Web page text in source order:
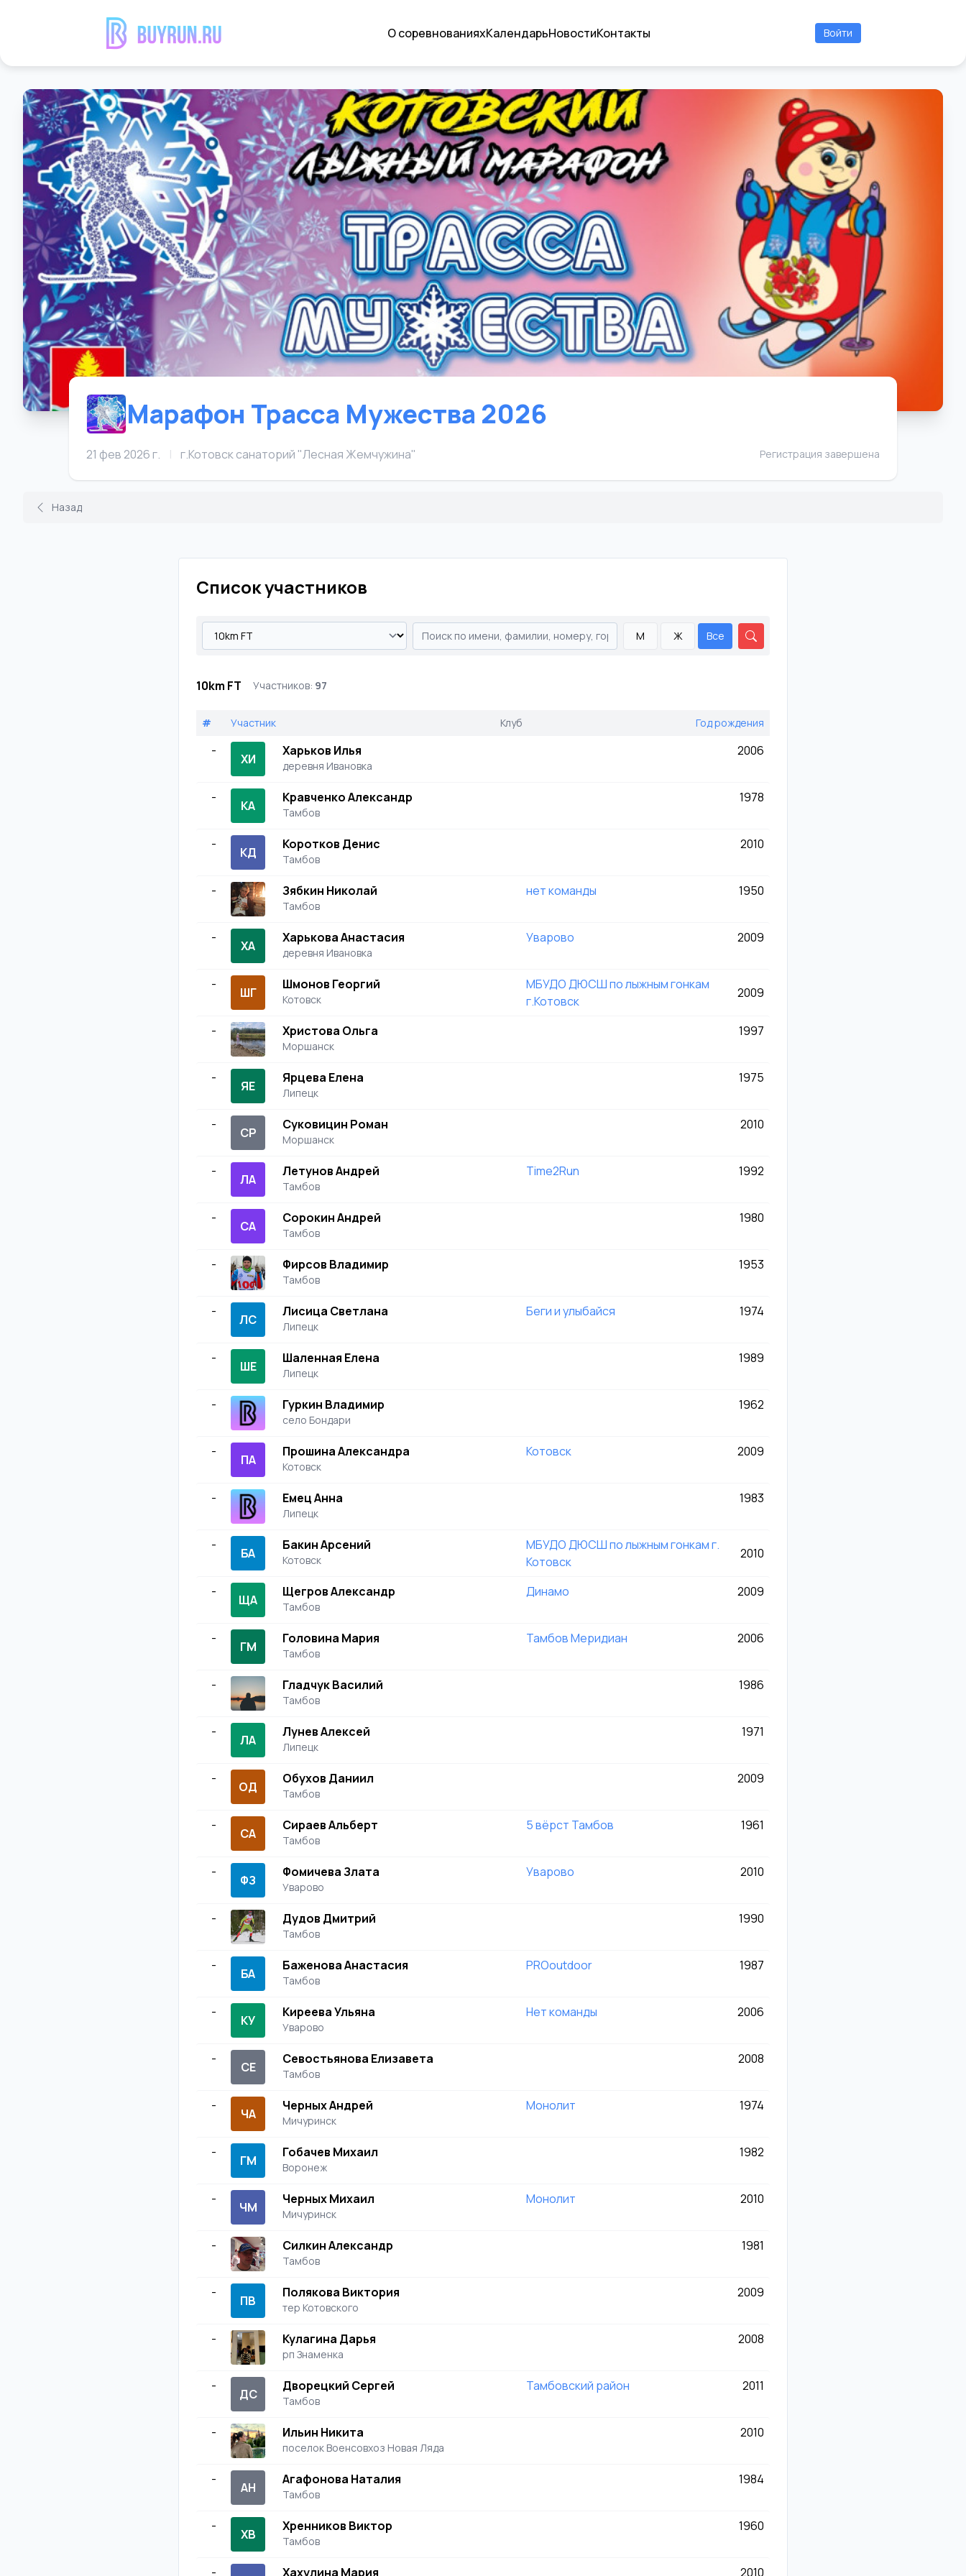
О соревнованияхКалендарьНовостиКонтакты Войти
Марафон Трасса Мужества 2026
21 фев 2026 г. | г.Котовск санаторий "Лесная Жемчужина" Регистрация завершена
Назад
Список участников
М Ж Все
10km FT Участников: 97
# Участник Клуб Годрождения
-
ХИ
Харьков Илья
деревня Ивановка
2006
-
КА
Кравченко Александр
Тамбов
1978
-
КД
Коротков Денис
Тамбов
2010
- Зябкин Николай
Тамбов
нет команды 1950
-
ХА
Харькова Анастасия
деревня Ивановка
Уварово 2009
-
ШГ
Шмонов Георгий
Котовск
МБУДО ДЮСШ по лыжным гонкам
г.Котовск
2009
- Христова Ольга
Моршанск
1997
-
ЯЕ
Ярцева Елена
Липецк
1975
-
СР
Суковицин Роман
Моршанск
2010
-
ЛА
Летунов Андрей
Тамбов
Time2Run 1992
-
СА
Сорокин Андрей
Тамбов
1980
- Фирсов Владимир
Тамбов
1953
-
ЛС
Лисица Светлана
Липецк
Беги и улыбайся 1974
-
ШЕ
Шаленная Елена
Липецк
1989
- Гуркин Владимир
село Бондари
1962
-
ПА
Прошина Александра
Котовск
Котовск 2009
- Емец Анна
Липецк
1983
-
БА
Бакин Арсений
Котовск
МБУДО ДЮСШ по лыжным гонкам г.
Котовск
2010
-
ЩА
Щегров Александр
Тамбов
Динамо 2009
-
ГМ
Головина Мария
Тамбов
Тамбов Меридиан 2006
- Гладчук Василий
Тамбов
1986
-
ЛА
Лунев Алексей
Липецк
1971
-
ОД
Обухов Даниил
Тамбов
2009
-
СА
Сираев Альберт
Тамбов
5 вёрст Тамбов 1961
-
ФЗ
Фомичева Злата
Уварово
Уварово 2010
- Дудов Дмитрий
Тамбов
1990
-
БА
Баженова Анастасия
Тамбов
PROoutdoor 1987
-
КУ
Киреева Ульяна
Уварово
Нет команды 2006
-
СЕ
Севостьянова Елизавета
Тамбов
2008
-
ЧА
Черных Андрей
Мичуринск
Монолит 1974
-
ГМ
Гобачев Михаил
Воронеж
1982
-
ЧМ
Черных Михаил
Мичуринск
Монолит 2010
- Силкин Александр
Тамбов
1981
-
ПВ
Полякова Виктория
тер Котовского
2009
- Кулагина Дарья
рп Знаменка
2008
-
ДС
Дворецкий Сергей
Тамбов
Тамбовский район 2011
- Ильин Никита
поселок Военсовхоз Новая Ляда
2010
-
АН
Агафонова Наталия
Тамбов
1984
-
ХВ
Хренников Виктор
Тамбов
1960
- Хахулина Мария 2010